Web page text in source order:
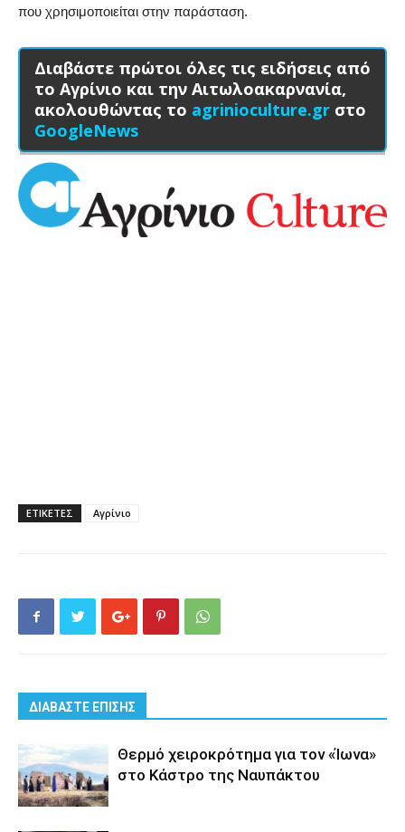
που χρησιμοποιείται στην παράσταση.
Διαβάστε πρώτοι όλες τις ειδήσεις από
το Αγρίνιο και την Αιτωλοακαρνανία,
ακολουθώντας το agrinioculture.gr στο
GoogleNews
ΕΤΙΚΕΤΕΣ Αγρίνιο
ΔΙΑΒΑΣΤΕ ΕΠΙΣΗΣ
Θερμό χειροκρότημα για τον «Ίωνα»
στο Κάστρο της Ναυπάκτου